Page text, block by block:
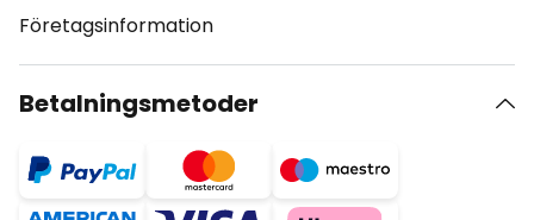
Företagsinformation
Betalningsmetoder